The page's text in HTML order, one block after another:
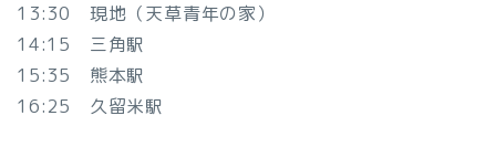
13:30 現地（天草青年の家）
14:15 三角駅
15:35 熊本駅
16:25 久留米駅